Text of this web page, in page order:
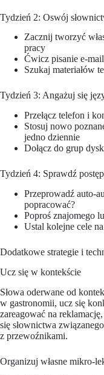
Tydzień 2: Oswój
Zacznij tworzyć
pracy
Ćwicz pisanie e-
Szukaj materiałów
Tydzień 3: Angażuj się
Przełącz telefon i
Stosuj nowo
jedno dziennie
Dołącz do grup
Tydzień 4: Sprawdź
Przeprowadź auto-
popracować?
Poproś znajomego
Ustal kolejne cele
Dodatkowe strategie i
Ucz się w kontekście
Słowa oderwane od
w gastronomii, ucz się
zareagować na
się słownictwa
z przewoźnikami.
Organizuj własne mikro-